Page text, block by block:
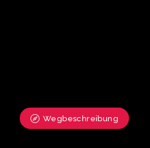
Wegbeschreibung